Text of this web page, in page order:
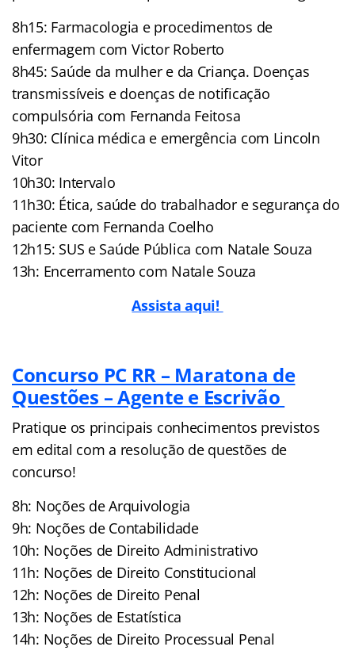
8h15: Farmacologia e procedimentos de
enfermagem com Victor Roberto
8h45: Saúde da mulher e da Criança. Doenças
transmissíveis e doenças de notificação
compulsória com Fernanda Feitosa
9h30: Clínica médica e emergência com Lincoln
Vitor
10h30: Intervalo
11h30: Ética, saúde do trabalhador e segurança do
paciente com Fernanda Coelho
12h15: SUS e Saúde Pública com Natale Souza
13h: Encerramento com Natale Souza
Assista aqui!
Concurso PC RR – Maratona de
Questões – Agente e Escrivão
Pratique os principais conhecimentos previstos
em edital com a resolução de questões de
concurso!
8h: Noções de Arquivologia
9h: Noções de Contabilidade
10h: Noções de Direito Administrativo
11h: Noções de Direito Constitucional
12h: Noções de Direito Penal
13h: Noções de Estatística
14h: Noções de Direito Processual Penal